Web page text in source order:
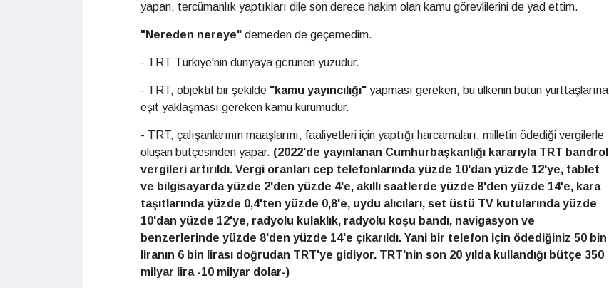
yapan, tercümanlık yaptıkları dile son derece hakim olan kamu görevlilerini de yad ettim.
"Nereden nereye" demeden de geçemedim.
- TRT Türkiye'nin dünyaya görünen yüzüdür.
- TRT, objektif bir şekilde "kamu yayıncılığı" yapması gereken, bu ülkenin bütün yurttaşlarına
eşit yaklaşması gereken kamu kurumudur.
- TRT, çalışanlarının maaşlarını, faaliyetleri için yaptığı harcamaları, milletin ödediği vergilerle
oluşan bütçesinden yapar. (2022'de yayınlanan Cumhurbaşkanlığı kararıyla TRT bandrol
vergileri artırıldı. Vergi oranları cep telefonlarında yüzde 10'dan yüzde 12'ye, tablet
ve bilgisayarda yüzde 2'den yüzde 4'e, akıllı saatlerde yüzde 8'den yüzde 14'e, kara
taşıtlarında yüzde 0,4'ten yüzde 0,8'e, uydu alıcıları, set üstü TV kutularında yüzde
10'dan yüzde 12'ye, radyolu kulaklık, radyolu koşu bandı, navigasyon ve
benzerlerinde yüzde 8'den yüzde 14'e çıkarıldı. Yani bir telefon için ödediğiniz 50 bin
liranın 6 bin lirası doğrudan TRT'ye gidiyor. TRT'nin son 20 yılda kullandığı bütçe 350
milyar lira -10 milyar dolar-)